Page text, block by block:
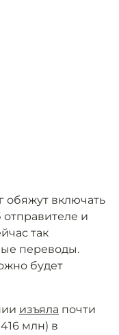
обяжут включать
отправителе и
так
переводы.
будет
изъяла почти
млн) в